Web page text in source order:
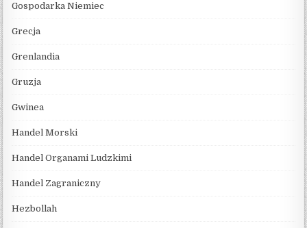
Gospodarka Niemiec
Grecja
Grenlandia
Gruzja
Gwinea
Handel Morski
Handel Organami Ludzkimi
Handel Zagraniczny
Hezbollah